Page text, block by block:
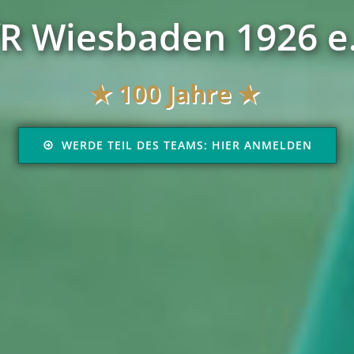
Wiesbaden 1926
★ 100 Jahre ★
WERDE TEIL DES TEAMS: HIER ANMELDEN